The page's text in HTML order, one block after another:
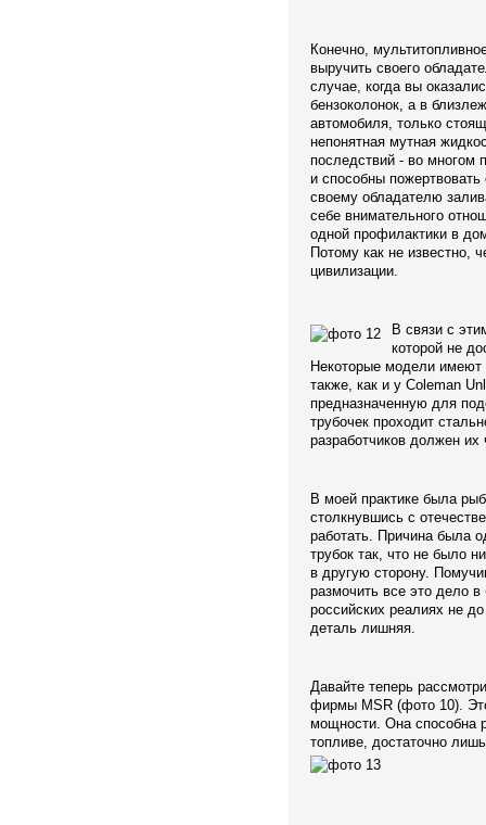
Конечно,
выручить своего
случае, когда вы
бензоколонок, а в
автомобиля, только
непонятная мутная
последствий - во многом
и способны
своему обладателю
себе внимательного
одной профилактики в
Потому как не известно,
цивилизации.
В связи с
которой не
Некоторые модели имеют
также, как и у Coleman
предназначенную для
трубочек проходит
разработчиков должен их
В моей практике была
столкнувшись с
работать. Причина была
трубок так, что не было
в другую сторону.
размочить все это дело
российских реалиях не
деталь лишняя.
Давайте теперь
фирмы MSR (фото 10).
мощности. Она способна
топливе, достаточно